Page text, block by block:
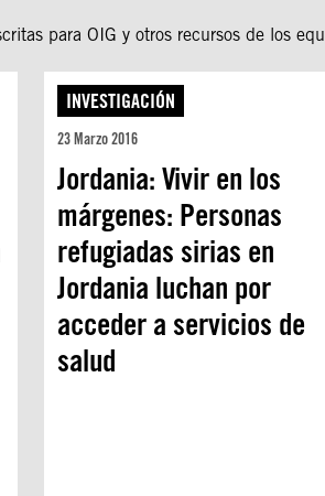
para OIG y otros recursos de los
INVESTIGACIÓN
23 Marzo 2016
Jordania: Vivir en los
márgenes: Personas
refugiadas sirias en
Jordania luchan por
acceder a servicios de
salud